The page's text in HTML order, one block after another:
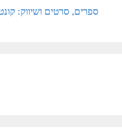
ספרים, סרטים ושיווק: